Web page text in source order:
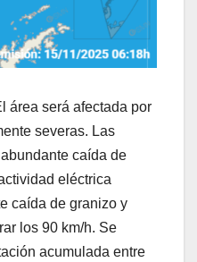
área será afectada por
severas. Las
caída de
eléctrica
caída de granizo y
los 90 km/h. Se
acumulada entre